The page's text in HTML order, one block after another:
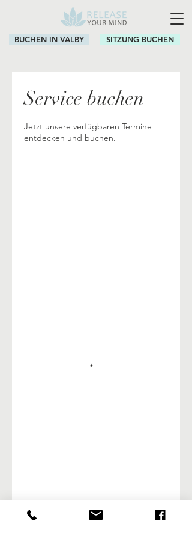
BUCHEN IN VALBY SITZUNG BUCHEN
Service buchen
Jetzt unsere verfügbaren Termine
entdecken und buchen.